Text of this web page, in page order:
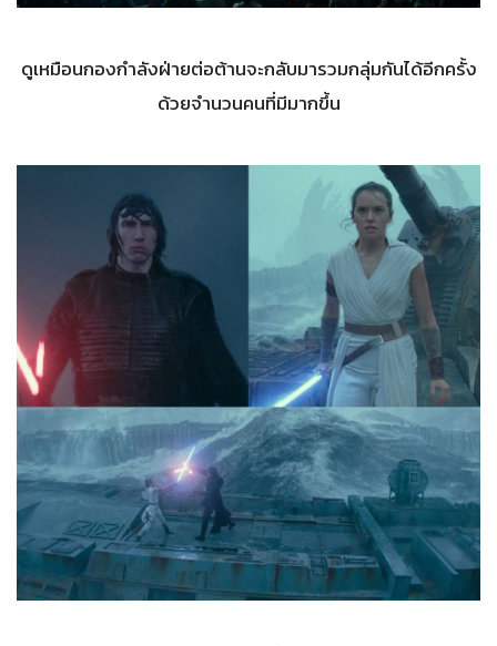
ดูเหมือนกองกำลังฝ่ายต่อต้านจะกลับมารวมกลุ่มกันได้อีกครั้ง
ด้วยจำนวนคนที่มีมากขึ้น